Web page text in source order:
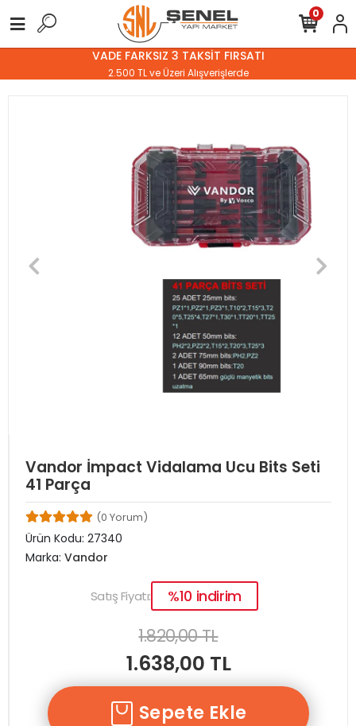
VADE FARKSIZ 3 TAKSİT FIRSATI
2.500 TL ve Üzeri Alışverişlerde
0
Vandor İmpact Vidalama Ucu Bits Seti
41 Parça
(0 Yorum)
Ürün Kodu: 27340
Marka: Vandor
Satış Fiyatı: %10 indirim
1.820,00 TL
1.638,00 TL
Sepete Ekle